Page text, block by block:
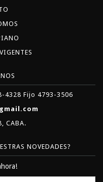
4328 Fijo 4793-3506
CABA.
NOVEDADES?